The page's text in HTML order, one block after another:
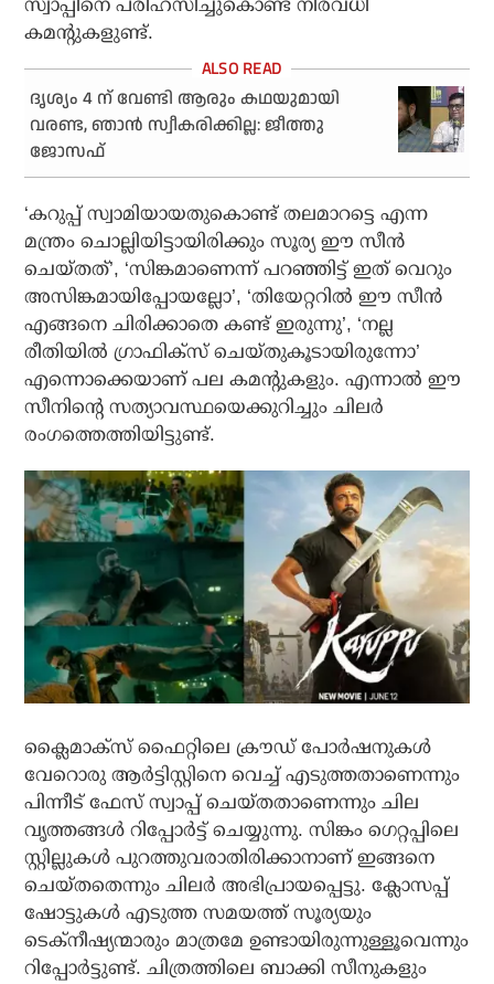
സ്വാപ്പിനെ പരിഹസിച്ചുകൊണ്ട് നിരവധി
കമന്റുകളുണ്ട്.
ദൃശ്യം 4 ന് വേണ്ടി ആരും കഥയുമായി
വരണ്ട, ഞാൻ സ്വീകരിക്കില്ല: ജീത്തു
ജോസഫ്
‘കറുപ്പ് സ്വാമിയായതുകൊണ്ട് തലമാറട്ടെ എന്ന
മന്ത്രം ചൊല്ലിയിട്ടായിരിക്കും സൂര്യ ഈ സീന്‍
ചെയ്തത്’, ‘സിങ്കമാണെന്ന് പറഞ്ഞിട്ട് ഇത് വെറും
അസിങ്കമായിപ്പോയല്ലോ’, ‘തിയേറ്ററില്‍ ഈ സീന്‍
എങ്ങനെ ചിരിക്കാതെ കണ്ട് ഇരുന്നു’, ‘നല്ല
രീതിയില്‍ ഗ്രാഫിക്‌സ് ചെയ്തുകൂടായിരുന്നോ’
എന്നൊക്കെയാണ് പല കമന്റുകളും. എന്നാല്‍ ഈ
സീനിന്റെ സത്യാവസ്ഥയെക്കുറിച്ചും ചിലര്‍
രംഗത്തെത്തിയിട്ടുണ്ട്.
ക്ലൈമാക്‌സ് ഫൈറ്റിലെ ക്രൗഡ് പോര്‍ഷനുകള്‍
വേറൊരു ആര്‍ട്ടിസ്റ്റിനെ വെച്ച് എടുത്തതാണെന്നും
പിന്നീട് ഫേസ് സ്വാപ്പ് ചെയ്തതാണെന്നും ചില
വൃത്തങ്ങള്‍ റിപ്പോര്‍ട്ട് ചെയ്യുന്നു. സിങ്കം ഗെറ്റപ്പിലെ
സ്റ്റില്ലുകള്‍ പുറത്തുവരാതിരിക്കാനാണ് ഇങ്ങനെ
ചെയ്തതെന്നും ചിലര്‍ അഭിപ്രായപ്പെട്ടു. ക്ലോസപ്പ്
ഷോട്ടുകള്‍ എടുത്ത സമയത്ത് സൂര്യയും
ടെക്‌നീഷ്യന്മാരും മാത്രമേ ഉണ്ടായിരുന്നുള്ളൂവെന്നും
റിപ്പോര്‍ട്ടുണ്ട്. ചിത്രത്തിലെ ബാക്കി സീനുകളും